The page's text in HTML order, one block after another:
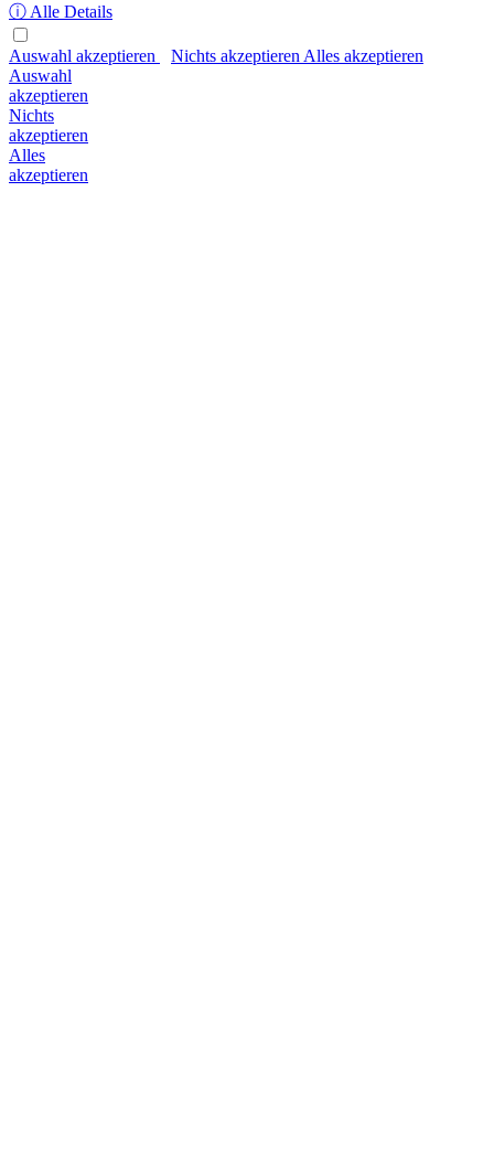
ⓘ Alle Details
Auswahl akzeptieren Nichts akzeptieren Alles akzeptieren
Auswahl
akzeptieren
Nichts
akzeptieren
Alles
akzeptieren